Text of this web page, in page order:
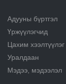
Адууны бүртгэл
Үржүүлэгчид
Цахим хээлтүүлэг
Уралдаан
Мэдээ, мэдээлэл